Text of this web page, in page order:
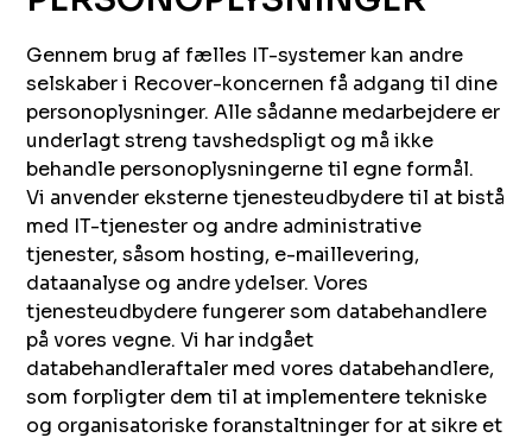
Gennem brug af fælles IT-systemer kan andre
selskaber i Recover-koncernen få adgang til dine
personoplysninger. Alle sådanne medarbejdere er
underlagt streng tavshedspligt og må ikke
behandle personoplysningerne til egne formål.
Vi anvender eksterne tjenesteudbydere til at bistå
med IT-tjenester og andre administrative
tjenester, såsom hosting, e-maillevering,
dataanalyse og andre ydelser. Vores
tjenesteudbydere fungerer som databehandlere
på vores vegne. Vi har indgået
databehandleraftaler med vores databehandlere,
som forpligter dem til at implementere tekniske
og organisatoriske foranstaltninger for at sikre et